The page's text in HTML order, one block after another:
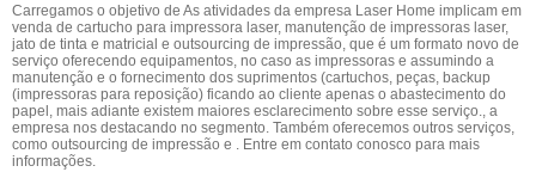
Carregamos o objetivo de As atividades da empresa Laser Home implicam em
venda de cartucho para impressora laser, manutenção de impressoras laser,
jato de tinta e matricial e outsourcing de impressão, que é um formato novo de
serviço oferecendo equipamentos, no caso as impressoras e assumindo a
manutenção e o fornecimento dos suprimentos (cartuchos, peças, backup
(impressoras para reposição) ficando ao cliente apenas o abastecimento do
papel, mais adiante existem maiores esclarecimento sobre esse serviço., a
empresa nos destacando no segmento. Também oferecemos outros serviços,
como outsourcing de impressão e . Entre em contato conosco para mais
informações.